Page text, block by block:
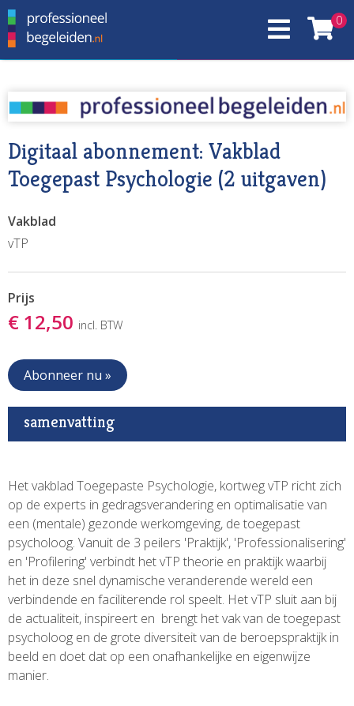
0
Digitaal abonnement: Vakblad
Toegepast Psychologie (2 uitgaven)
Vakblad
vTP
Prijs
€ 12,50 incl. BTW
Abonneer nu »
samenvatting
Het vakblad Toegepaste Psychologie, kortweg vTP richt zich
op de experts in gedragsverandering en optimalisatie van
een (mentale) gezonde werkomgeving, de toegepast
psycholoog. Vanuit de 3 peilers 'Praktijk', 'Professionalisering'
en 'Profilering' verbindt het vTP theorie en praktijk waarbij
het in deze snel dynamische veranderende wereld een
verbindende en faciliterende rol speelt. Het vTP sluit aan bij
de actualiteit, inspireert en brengt het vak van de toegepast
psycholoog en de grote diversiteit van de beroepspraktijk in
beeld en doet dat op een onafhankelijke en eigenwijze
manier.